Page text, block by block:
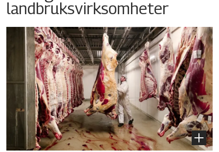
landbruksvirksomheter